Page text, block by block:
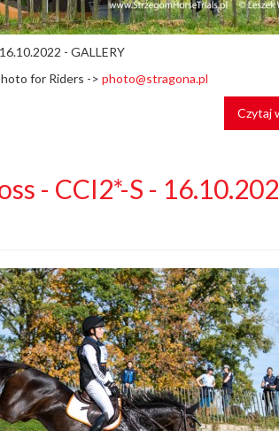
- GALLERY
for Riders -> photo@stragona.pl
Czytaj
- CCI2*-S -